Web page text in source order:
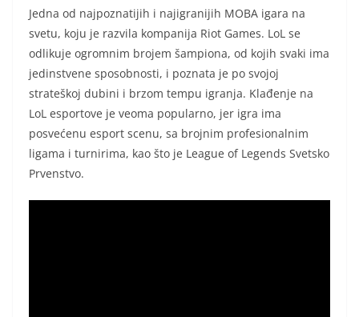
Jedna od najpoznatijih i najigranijih MOBA igara na
svetu, koju je razvila kompanija Riot Games. LoL se
odlikuje ogromnim brojem šampiona, od kojih svaki ima
jedinstvene sposobnosti, i poznata je po svojoj
strateškoj dubini i brzom tempu igranja. Klađenje na
LoL esportove je veoma popularno, jer igra ima
posvećenu esport scenu, sa brojnim profesionalnim
ligama i turnirima, kao što je League of Legends Svetsko
Prvenstvo.